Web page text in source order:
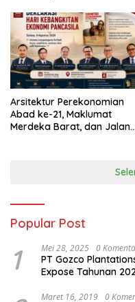
Arsitektur Perekonomian
Abad ke-21, Maklumat
Merdeka Barat, dan Jalan
Popular Post
1 Mei 28, 2025 0
PT Gozco
Expose Tahunan
Maret 16, 2019 0